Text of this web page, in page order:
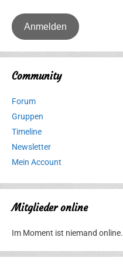
Community
Forum
Gruppen
Timeline
Newsletter
Mein Account
Mitglieder online
Im Moment ist niemand online.